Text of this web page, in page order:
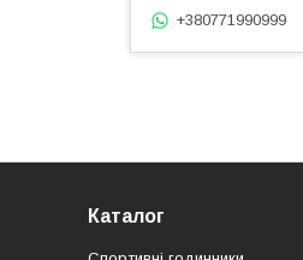
+380771990999
Каталог